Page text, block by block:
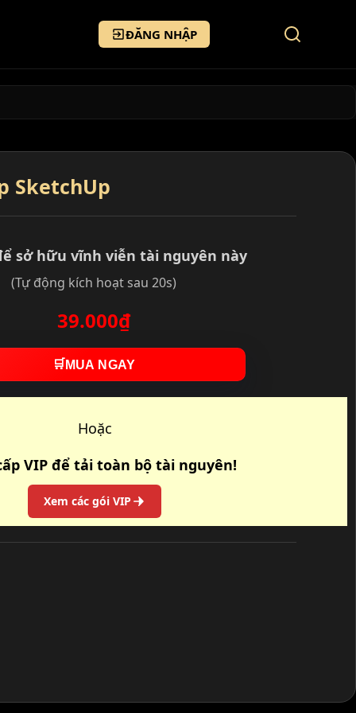
ĐĂNG NHẬP
SketchUp
sở hữu vĩnh viễn tài nguyên này
(Tự động kích hoạt sau 20s)
39.000₫
🛒 MUA NGAY
Hoặc
VIP để tải toàn bộ tài nguyên!
Xem các gói VIP